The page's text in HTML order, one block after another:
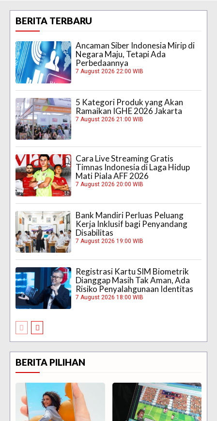
BERITA TERBARU
Ancaman Siber Indonesia Mirip di
Negara Maju, Tetapi Ada
Perbedaannya
7 August 2026 22:00 WIB
5 Kategori Produk yang Akan
Ramaikan IGHE 2026 Jakarta
7 August 2026 21:00 WIB
Cara Live Streaming Gratis
Timnas Indonesia di Laga Hidup
Mati Piala AFF 2026
7 August 2026 20:00 WIB
Bank Mandiri Perluas Peluang
Kerja Inklusif bagi Penyandang
Disabilitas
7 August 2026 19:00 WIB
Registrasi Kartu SIM Biometrik
Dianggap Masih Tak Aman, Ada
Risiko Penyalahgunaan Identitas
7 August 2026 18:00 WIB
BERITA PILIHAN